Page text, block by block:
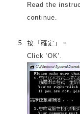
Read the
continue.
按「確定」。
Click 'OK'.